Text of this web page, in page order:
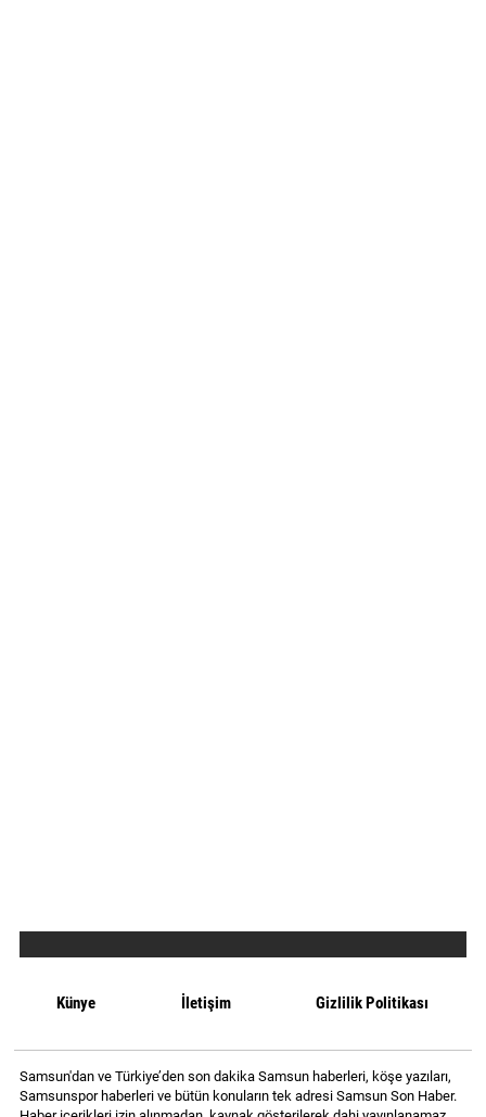
Künye İletişim Gizlilik Politikası
Samsun'dan ve Türkiye’den son dakika Samsun haberleri, köşe yazıları,
Samsunspor haberleri ve bütün konuların tek adresi Samsun Son Haber.